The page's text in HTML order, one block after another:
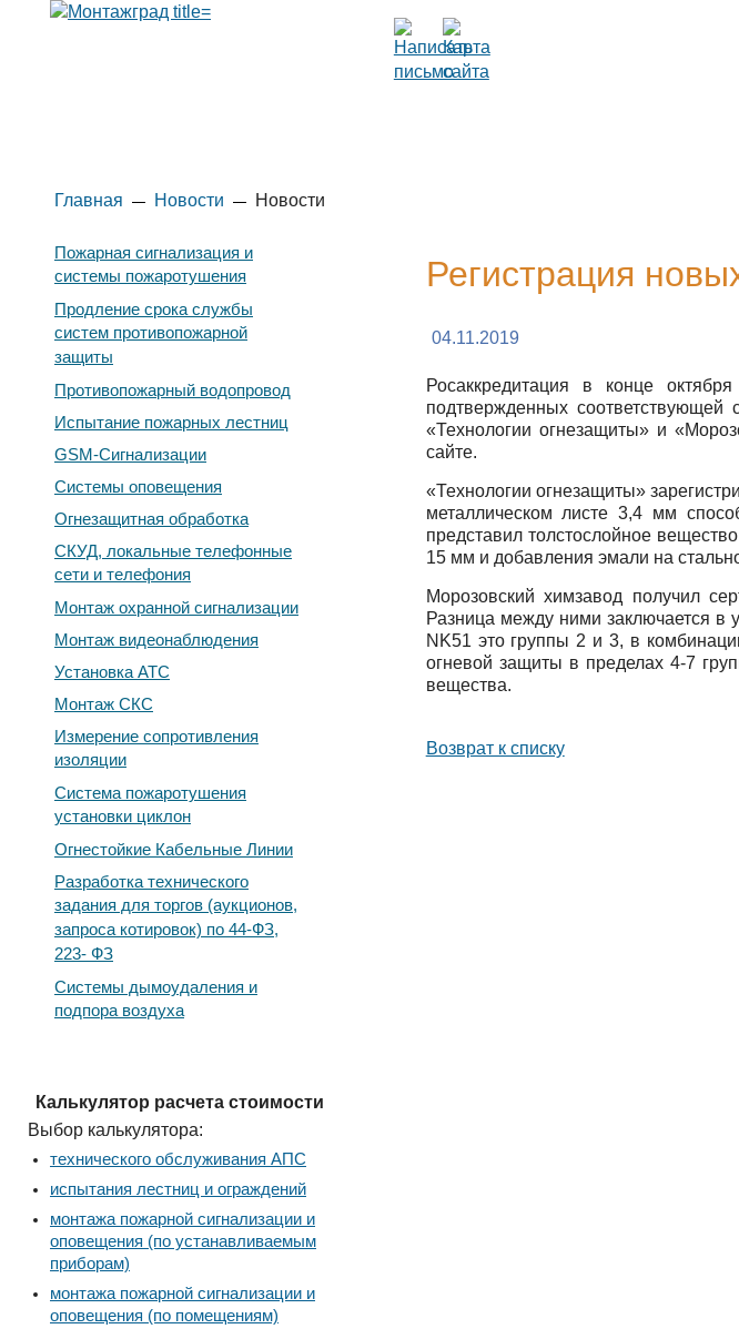
Главная Новости Новости
Пожарная сигнализация и
системы пожаротушения
Продление срока службы
систем противопожарной
защиты
Противопожарный водопровод
Испытание пожарных лестниц
GSM-Сигнализации
Системы оповещения
Огнезащитная обработка
СКУД, локальные телефонные
сети и телефония
Монтаж охранной сигнализации
Монтаж видеонаблюдения
Установка АТС
Монтаж СКС
Измерение сопротивления
изоляции
Система пожаротушения
установки циклон
Огнестойкие Кабельные Линии
Разработка технического
задания для торгов (аукционов,
запроса котировок) по 44-ФЗ,
223- ФЗ
Системы дымоудаления и
подпора воздуха
Калькулятор расчета стоимости
Выбор калькулятора:
технического обслуживания АПС
испытания лестниц и ограждений
монтажа пожарной сигнализации и
оповещения (по устанавливаемым
приборам)
монтажа пожарной сигнализации и
оповещения (по помещениям)
Регистрация
04.11.2019
Росаккредитация в конце
подтвержденных соответствующей
«Технологии огнезащиты» и
сайте.
«Технологии огнезащиты»
металлическом листе 3,4 мм
представил толстослойное
15 мм и добавления эмали на
Морозовский химзавод получил
Разница между ними заключается в
NK51 это группы 2 и 3, в
огневой защиты в пределах 4-7
вещества.
Возврат к списку